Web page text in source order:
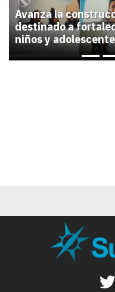
Avanza la
destinado a
niños y
Previous